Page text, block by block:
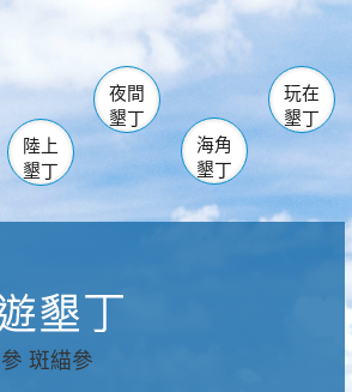
南仁湖
佳樂水
自然中心 森林遊樂區
館 墾管處遊客中心
社頂公園 風吹沙
船帆石 龍磐公園
香蕉灣
砂島
鵝鑾鼻
陸上
墾丁
夜間
墾丁
海角
墾丁
玩在
墾丁